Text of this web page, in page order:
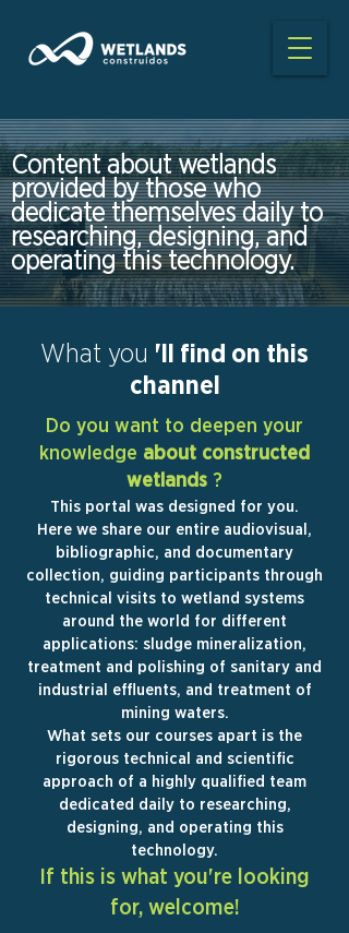
Content about wetlands
provided by those who
dedicate themselves daily to
researching, designing, and
operating this technology.
What you 'll find on this
channel
Do you want to deepen your
knowledge about constructed
wetlands ?
This portal was designed for you.
Here we share our entire audiovisual,
bibliographic, and documentary
collection, guiding participants through
technical visits to wetland systems
around the world for different
applications: sludge mineralization,
treatment and polishing of sanitary and
industrial effluents, and treatment of
mining waters.
What sets our courses apart is the
rigorous technical and scientific
approach of a highly qualified team
dedicated daily to researching,
designing, and operating this
technology.
If this is what you're looking
for, welcome!